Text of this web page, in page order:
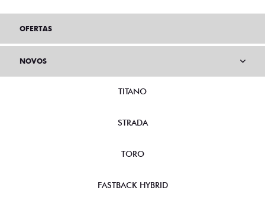
OFERTAS
NOVOS
TITANO
STRADA
TORO
FASTBACK HYBRID